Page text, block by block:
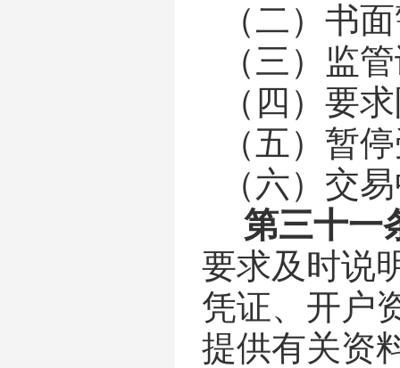
（二）书
（三）监
（四）要
（五）暂
（六）交
第三十一
要求及时说
凭证、开户
提供有关资